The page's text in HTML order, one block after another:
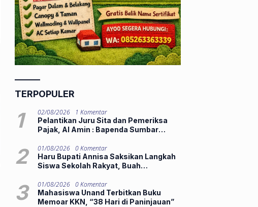
TERPOPULER
1 02/08/2026
1 Komentar
Pelantikan Juru Sita dan Pemeriksa
Pajak, Al Amin : Bapenda Sumbar
Publik
2 01/08/2026
0 Komentar
Haru Bupati Annisa Saksikan Langkah
Siswa Sekolah Rakyat, Buah
Harapan Lebih Baik
3 01/08/2026
0 Komentar
Mahasiswa Unand Terbitkan Buku
Memoar KKN, “38 Hari di Paninjauan”